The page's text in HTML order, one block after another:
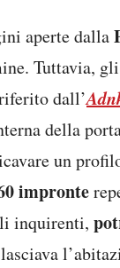
aperte dalla
Tuttavia,
dall’
della
un
impronte
inquirenti,